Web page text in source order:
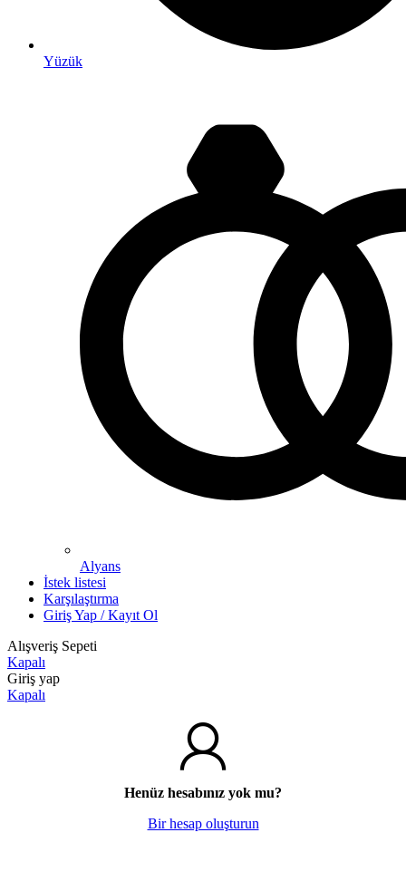
Yüzük
Alyans
İstek listesi
Karşılaştırma
Giriş Yap / Kayıt Ol
Alışveriş Sepeti
Kapalı
Giriş yap
Kapalı
Henüz hesabınız yok mu?
Bir hesap oluşturun